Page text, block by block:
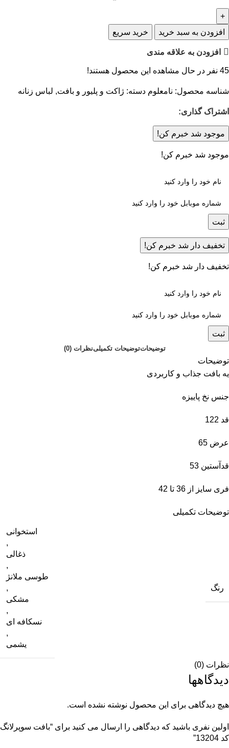
افزودن به سبد خرید خرید سریع
افزودن به علاقه مندی
45 نفر در حال مشاهده این محصول هستند!
شناسه محصول: نامعلوم دسته: ژاکت و پلیور و بافت, لباس زنانه
اشتراک گذاری:
موجود شد خبرم کن!
موجود شد خبرم کن!
ثبت
تخفیف دار شد خبرم کن!
تخفیف دار شد خبرم کن!
ثبت
توضیحاتتوضیحات تکمیلینظرات (0)
توضیحات
یه بافت جذاب و کاربردی
جنس نخ پاییزه
قد 122
عرض 65
قدآستین 53
فری سایز از 36 تا 42
توضیحات تکمیلی
رنگ
استخوانی
,
ذغالی
,
طوسی ملانژ
,
مشکی
,
نسکافه ای
,
یشمی
نظرات (0)
دیدگاهها
هیچ دیدگاهی برای این محصول نوشته نشده است.
اولین نفری باشید که دیدگاهی را ارسال می کنید برای “بافت سوپرلانگ
کد 13204”